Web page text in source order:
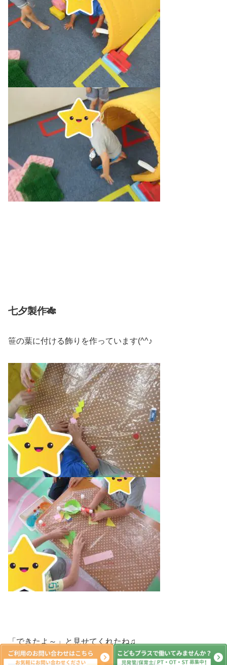
七夕製作🎋
笹の葉に付ける飾りを作っています(^^♪
「できたよ～」と見せてくれたね♫